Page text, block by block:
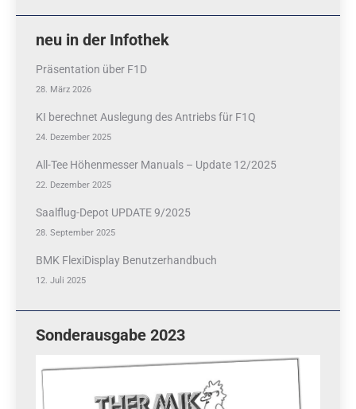
neu in der Infothek
Präsentation über F1D
28. März 2026
KI berechnet Auslegung des Antriebs für F1Q
24. Dezember 2025
All-Tee Höhenmesser Manuals – Update 12/2025
22. Dezember 2025
Saalflug-Depot UPDATE 9/2025
28. September 2025
BMK FlexiDisplay Benutzerhandbuch
12. Juli 2025
Sonderausgabe 2023